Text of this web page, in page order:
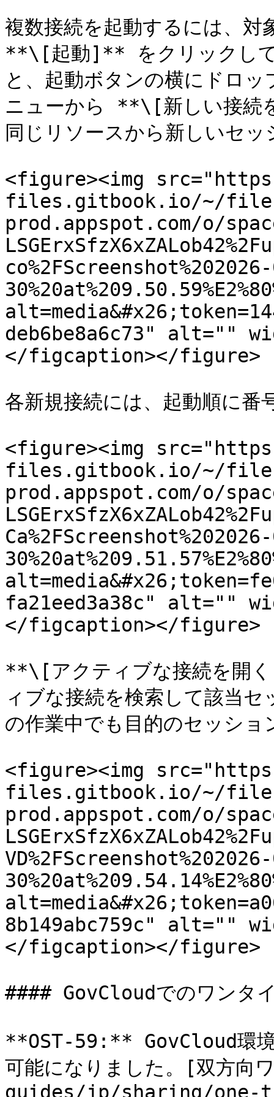
複数接続を起動するには、対
**\[起動]** をクリックして
と、起動ボタンの横にドロ
ニューから **\[新しい接続
同じリソースから新しいセ
<figure><img
files.gitbook.io/~/
prod.appspot.com/o/
deb6be8a6c73" alt=""
</figcaption></figure>
各新規接続には、起動順に番
<figure><img
files.gitbook.io/~/
prod.appspot.com/o/
fa21eed3a38c" alt=""
</figcaption></figure>
**\[アクティブな接続を開
ィブな接続を検索して該当
の作業中でも目的のセッショ
<figure><img
files.gitbook.io/~/
prod.appspot.com/o/
8b149abc759c" alt=""
</figcaption></figure>
#### GovCloudでのワンタ
**OST-59:** GovCloud環
可能になりました。[双方
guides/jp/sharing/one-